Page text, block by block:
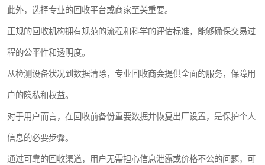
此外，选择专业的回收平台或商家至关重要。
正规的回收机构拥有规范的流程和科学的评估标准，能够确保交易过
程的公平性和透明度。
从检测设备状况到数据清除，专业回收商会提供全面的服务，保障用
户的隐私和权益。
对于用户而言，在回收前备份重要数据并恢复出厂设置，是保护个人
信息的必要步骤。
通过可靠的回收渠道，用户无需担心信息泄露或价格不公的问题，可